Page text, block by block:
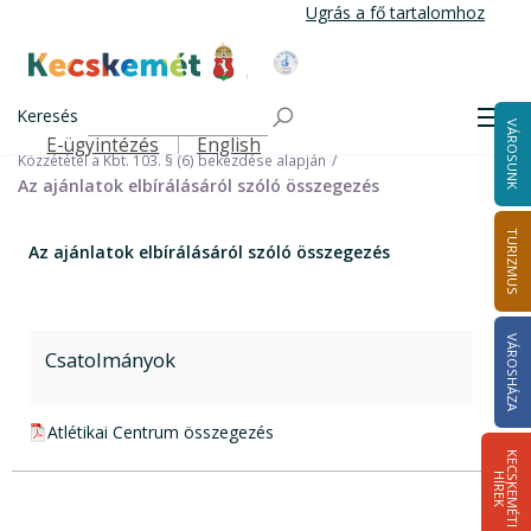
tartalomra
Ugrás a fő tartalomhoz
Kecskemét Város Honlapja
Keresés
Felső navigáció
E-ügyintézés English VÁROSUNK
TURIZMUS
VÁROSHÁZA
K
E
C
S
K
E
M
É
T
I
HÍ
R
E
K
Önkormányzat
Közbeszerzések és a közbeszerzésekről szóló 2015. évi CXLIII.
törvényben meghatározott közzétételi kötelezettségek
Közzététel a Kbt. 103. § (6) bekezdése alapján
Az ajánlatok elbírálásáról szóló összegezés
Az ajánlatok elbírálásáról szóló összegezés
Csatolmányok
pdf csatolmány:
Atlétikai Centrum összegezés